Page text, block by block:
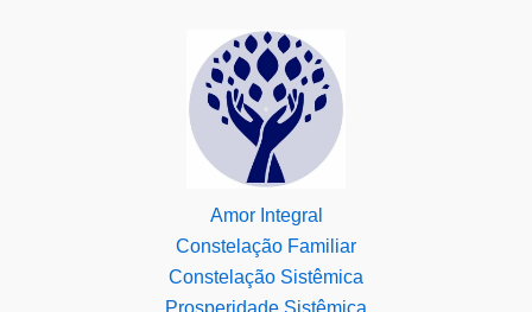
Amor Integral
Constelação Familiar
Constelação Sistêmica